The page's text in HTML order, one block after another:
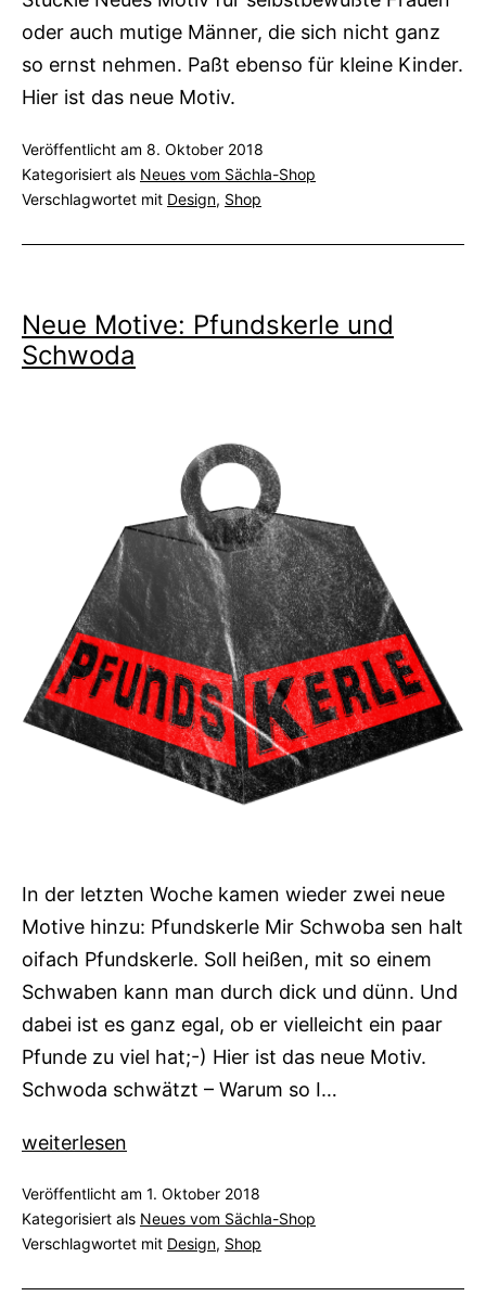
oder auch mutige Männer, die sich nicht ganz
so ernst nehmen. Paßt ebenso für kleine Kinder.
Hier ist das neue Motiv.
Veröffentlicht am 8. Oktober 2018
Kategorisiert als Neues vom Sächla-Shop
Verschlagwortet mit Design, Shop
Neue Motive: Pfundskerle und
Schwoda
In der letzten Woche kamen wieder zwei neue
Motive hinzu: Pfundskerle Mir Schwoba sen halt
oifach Pfundskerle. Soll heißen, mit so einem
Schwaben kann man durch dick und dünn. Und
dabei ist es ganz egal, ob er vielleicht ein paar
Pfunde zu viel hat;-) Hier ist das neue Motiv.
Schwoda schwätzt – Warum so I…
Neue
Pfundskerle
und
weiterlesen
Veröffentlicht am 1. Oktober 2018
Kategorisiert als Neues vom Sächla-Shop
Verschlagwortet mit Design, Shop